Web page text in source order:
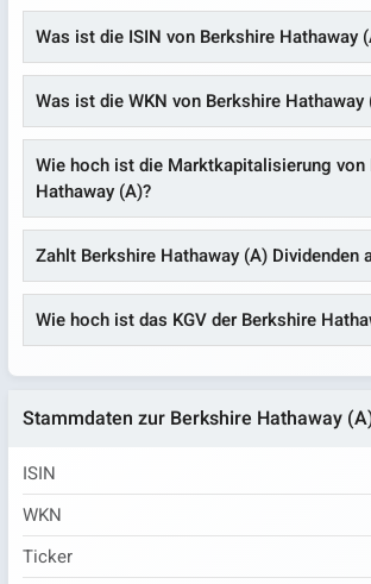
Was ist die ISIN von Berkshire Hathaway
Was ist die WKN von Berkshire Hathaway
Wie hoch ist die Marktkapitalisierung von
Hathaway (A)?
Zahlt Berkshire Hathaway (A) Dividenden
Wie hoch ist das KGV der Berkshire
Stammdaten zur Berkshire Hathaway
ISIN
WKN
Ticker